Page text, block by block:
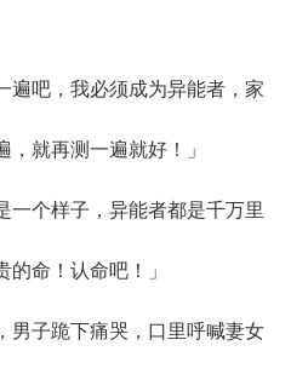
吧，我必须成为异能者，家
就再测一遍就好！」
个样子，异能者都是千万里
命！认命吧！」
子跪下痛哭，口里呼喊妻女